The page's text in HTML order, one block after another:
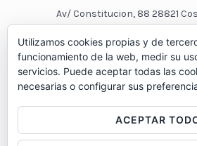
Av/ Constitucion, 88 28821
+34 – 643 00 74 11
Utilizamos cookies propias y de
funcionamiento de la web, medir su
servicios. Puede aceptar todas las
necesarias o configurar sus
ACEPTAR